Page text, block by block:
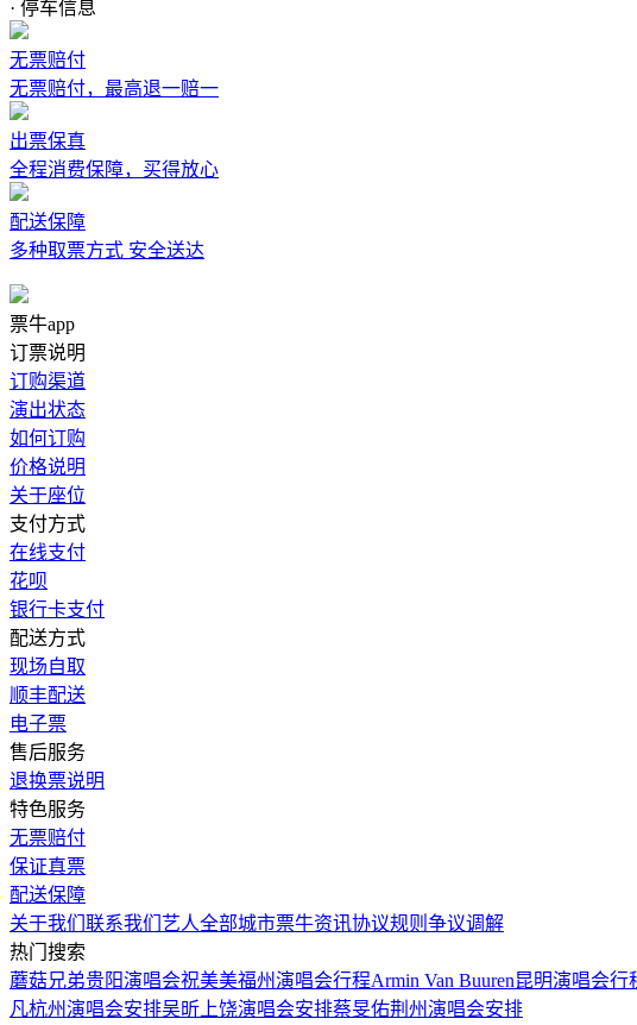
· 停车信息
无票赔付
无票赔付，最高退一赔一
出票保真
全程消费保障，买得放心
配送保障
多种取票方式 安全送达
票牛app
订票说明
订购渠道
演出状态
如何订购
价格说明
关于座位
支付方式
在线支付
花呗
银行卡支付
配送方式
现场自取
顺丰配送
电子票
售后服务
退换票说明
特色服务
无票赔付
保证真票
配送保障
关于我们 联系我们 艺人全部城市票牛资讯协议规则 争议调解
热门搜索
蘑菇兄弟贵阳演唱会祝美美福州演唱会行程Armin Van Buuren昆明演唱会行
凡杭州演唱会安排吴昕上饶演唱会安排蔡旻佑荆州演唱会安排